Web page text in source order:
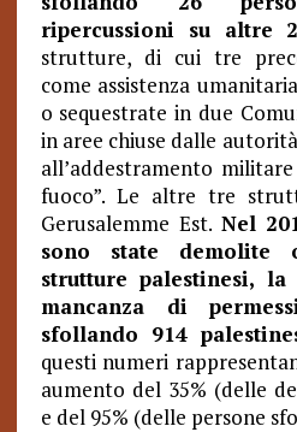
ripercussioni su altre
strutture, di cui tre
come assistenza
o sequestrate in due
in aree chiuse dalle
all’addestramento
fuoco”. Le altre tre
Gerusalemme Est. Nel
sono state demolite
strutture palestinesi,
mancanza di
sfollando 914
questi numeri
aumento del 35% (delle
e del 95% (delle persone